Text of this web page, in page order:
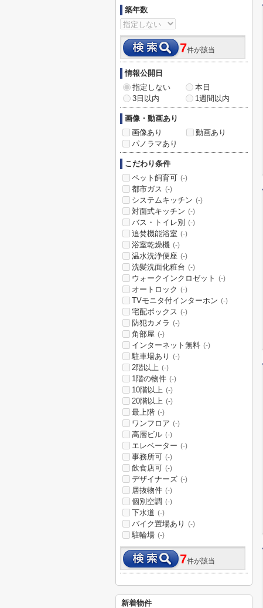
築年数
7件が該当
情報公開日
指定しない
本日
3日以内
1週間以内
画像・動画あり
画像あり
動画あり
パノラマあり
こだわり条件
ペット飼育可 (-)
都市ガス (-)
システムキッチン (-)
対面式キッチン (-)
バス・トイレ別 (-)
追焚機能浴室 (-)
浴室乾燥機 (-)
温水洗浄便座 (-)
洗髪洗面化粧台 (-)
ウォークインクロゼット (-)
オートロック (-)
TVモニタ付インターホン (-)
宅配ボックス (-)
防犯カメラ (-)
角部屋 (-)
インターネット無料 (-)
駐車場あり (-)
2階以上 (-)
1階の物件 (-)
10階以上 (-)
20階以上 (-)
最上階 (-)
ワンフロア (-)
高層ビル (-)
エレベーター (-)
事務所可 (-)
飲食店可 (-)
デザイナーズ (-)
居抜物件 (-)
個別空調 (-)
下水道 (-)
バイク置場あり (-)
駐輪場 (-)
7件が該当
新着物件